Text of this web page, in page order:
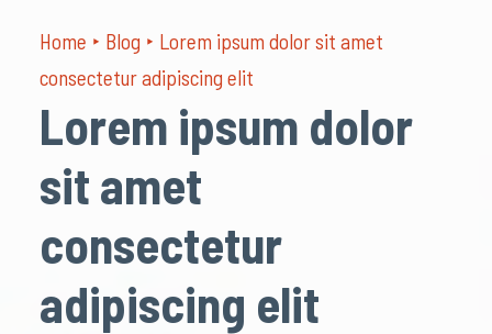
Soluciones
Contacto
Español
Home Blog
Lorem ipsum dolor sit amet
consectetur adipiscing elit
Lorem ipsum dolor
sit amet
consectetur
adipiscing elit